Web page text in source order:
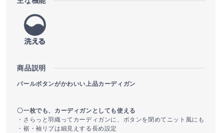
商品説明
パールボタンがかわいい上品カーディガン
〇一枚でも、カーディガンとしても使える
・さらっと羽織ってカーディガンに、ボタンを閉めてニット風にも
・裾・袖リブは細見えする長め設定